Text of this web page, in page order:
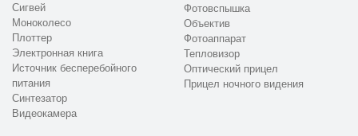
Сигвей
Моноколесо
Плоттер
Электронная книга
Источник бесперебойного
питания
Синтезатор
Видеокамера
Фотовспышка
Объектив
Фотоаппарат
Тепловизор
Оптический прицел
Прицел ночного видения